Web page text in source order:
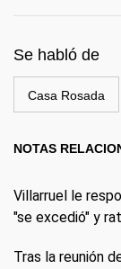
Se habló de
Casa Rosada
NOTAS
Villarruel le
"se excedió" y
Tras la reunión